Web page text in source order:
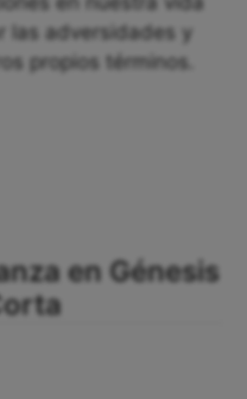
las adversidades y
propios términos.
en Génesis